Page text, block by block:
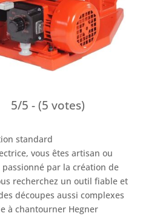
5/5 - (5 votes)
vous êtes artisan ou
par la création de
recherchez un outil fiable et
découpes aussi complexes
à chantourner Hegner